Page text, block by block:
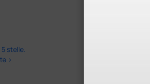
stelle.
>